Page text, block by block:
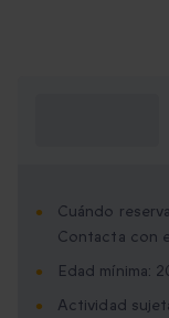
Cuándo
Contacta con
Edad mínima:
Actividad